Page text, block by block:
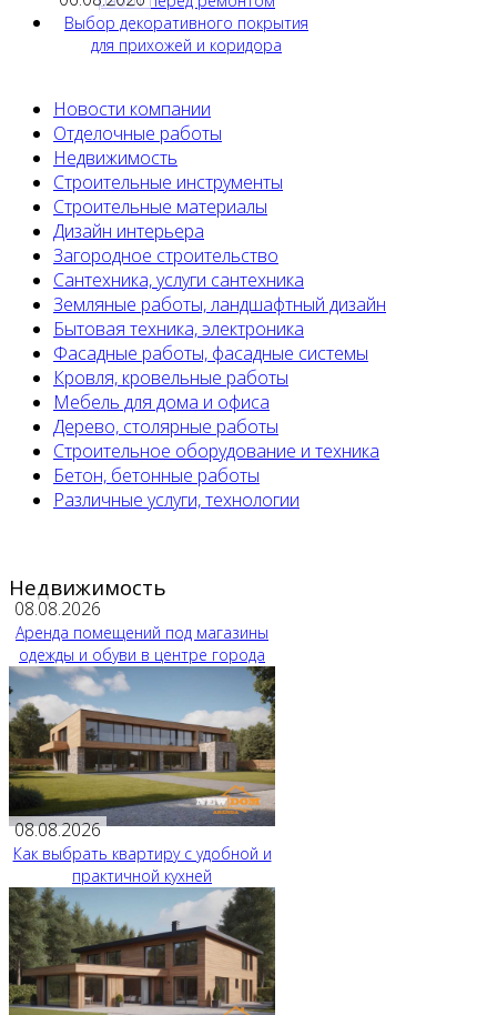
Выбор декоративного покрытия
для прихожей и коридора
Новости компании
Отделочные работы
Недвижимость
Строительные инструменты
Строительные материалы
Дизайн интерьера
Загородное строительство
Сантехника, услуги сантехника
Земляные работы, ландшафтный дизайн
Бытовая техника, электроника
Фасадные работы, фасадные системы
Кровля, кровельные работы
Мебель для дома и офиса
Дерево, столярные работы
Строительное оборудование и техника
Бетон, бетонные работы
Различные услуги, технологии
Недвижимость
08.08.2026
Аренда помещений под магазины
одежды и обуви в центре города
08.08.2026
Как выбрать квартиру с удобной и
практичной кухней